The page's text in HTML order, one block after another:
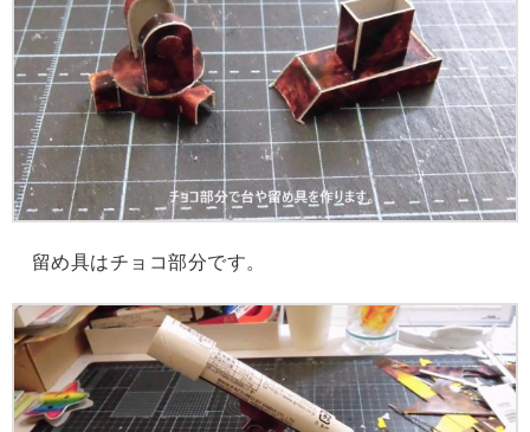
留め具はチョコ部分です。